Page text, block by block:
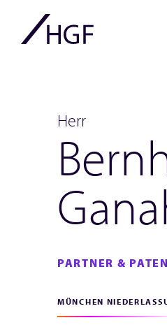
Herr
PARTNER &
MÜNCHEN